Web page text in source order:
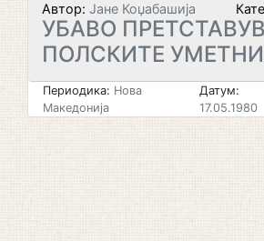
Автор: Јане Коџабашија
УБАВО
ПОЛСКИТЕ
Периодика: Нова
Македонија
Датум:
17.05.1980